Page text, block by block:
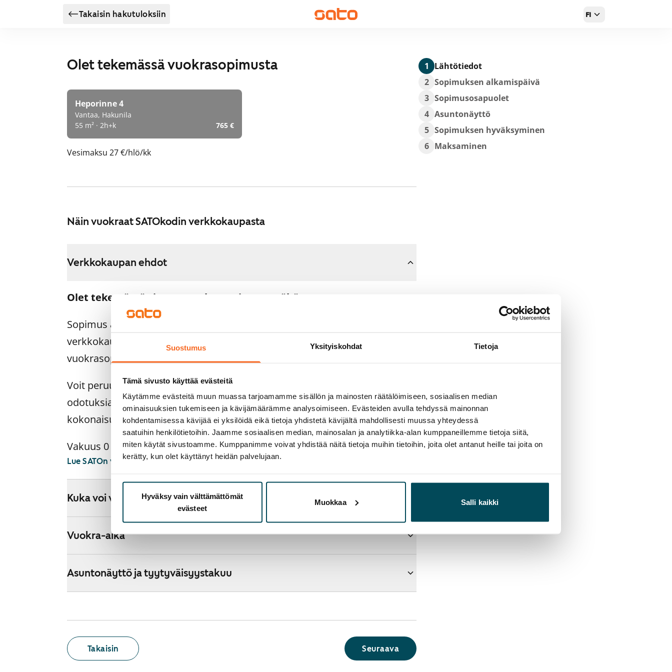
Suostumus Yksityiskohdat Tietoja
Tämä sivusto käyttää evästeitä
Käytämme evästeitä muun muassa tarjoamamme sisällön ja mainosten räätälöimiseen, sosiaalisen median
ominaisuuksien tukemiseen ja kävijämäärämme analysoimiseen. Evästeiden avulla tehdyssä mainonnan
kohdentamisessa kävijää ei yksilöidä eikä tietoja yhdistetä kävijältä mahdollisesti muussa yhteydessä
saatuihin henkilötietoihin. Jaamme sosiaalisen median, mainosalan ja analytiikka-alan kumppaneillemme tietoja siitä,
miten käytät sivustoamme. Kumppanimme voivat yhdistää näitä tietoja muihin tietoihin, joita olet antanut heille tai joita on
kerätty, kun olet käyttänyt heidän palvelujaan.
Hyväksy vain välttämättömät
evästeet
Muokkaa Salli kaikki
Takaisin hakutuloksiin FI
Olet tekemässä vuokrasopimusta
Heporinne 4
Vantaa, Hakunila
55 m² · 2h+k
765 €
Vesimaksu 27 €/hlö/kk
Näin vuokraat SATOkodin verkkokaupasta
Verkkokaupan ehdot
Olet tekemässä sitovaa vuokrasopimusta tähän asuntoon.
Sopimus astuu voimaan heti, kun maksat 300 euron varausmaksun
verkkokaupassa. Palautamme summan sinulle kokonaisuudessaan
vuokrasopimuksen alkamispäivän jälkeen.
Voit peruuttaa sopimuksen vielä asuntonäytöllä, jos koti ei vastaa
odotuksiasi. Tällöin palautamme varausmaksun sinulle
kokonaisuudessaan, yleensä seuraavana arkipäivänä.
Vakuus 0 euroa.
Lue SATOn verkkokaupan ehdot
Kuka voi vuokrata kodin verkkokaupasta?
Vuokra-aika
Asuntonäyttö ja tyytyväisyystakuu
Takaisin Seuraava
1
Lähtötiedot
2 Sopimuksen alkamispäivä
3 Sopimusosapuolet
4 Asuntonäyttö
5 Sopimuksen hyväksyminen
6 Maksaminen